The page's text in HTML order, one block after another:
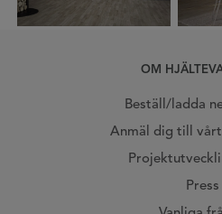
OM
Beställ/ladda
Anmäl dig till
Press